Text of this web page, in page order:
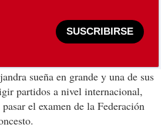
SUSCRIBIRSE
sueña en grande y una de sus
partidos a nivel internacional,
el examen de la Federación